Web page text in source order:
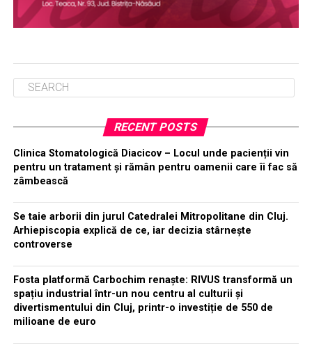
RECENT POSTS
Clinica Stomatologică Diacicov – Locul unde pacienții vin
pentru un tratament și rămân pentru oamenii care îi fac să
zâmbească
Se taie arborii din jurul Catedralei Mitropolitane din Cluj.
Arhiepiscopia explică de ce, iar decizia stârnește
controverse
Fosta platformă Carbochim renaște: RIVUS transformă un
spațiu industrial într-un nou centru al culturii și
divertismentului din Cluj, printr-o investiție de 550 de
milioane de euro